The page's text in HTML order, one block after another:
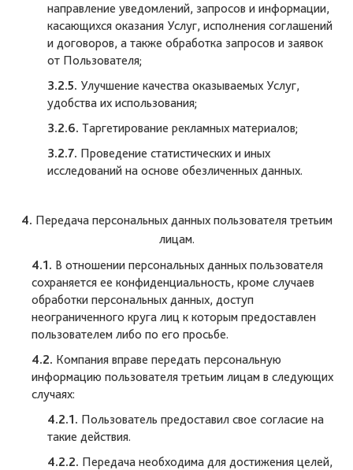
направление уведомлений, запросов и информации,
касающихся оказания Услуг, исполнения соглашений
и договоров, а также обработка запросов и заявок
от Пользователя;
3.2.5. Улучшение качества оказываемых Услуг,
удобства их использования;
3.2.6. Таргетирование рекламных материалов;
3.2.7. Проведение статистических и иных
исследований на основе обезличенных данных.
4. Передача персональных данных пользователя третьим
лицам.
4.1. В отношении персональных данных пользователя
сохраняется ее конфиденциальность, кроме случаев
обработки персональных данных, доступ
неограниченного круга лиц к которым предоставлен
пользователем либо по его просьбе.
4.2. Компания вправе передать персональную
информацию пользователя третьим лицам в следующих
случаях:
4.2.1. Пользователь предоставил свое согласие на
такие действия.
4.2.2. Передача необходима для достижения целей,